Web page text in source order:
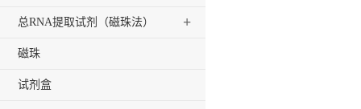
总RNA提取试剂（磁珠法） +
磁珠
试剂盒